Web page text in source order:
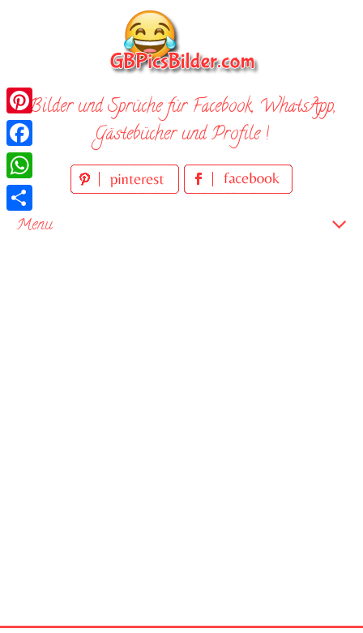
Bilder und Sprüche für Facebook, WhatsApp,
Gästebücher und Profile !
Menu
Pinterest
Facebook
WhatsApp
Teilen